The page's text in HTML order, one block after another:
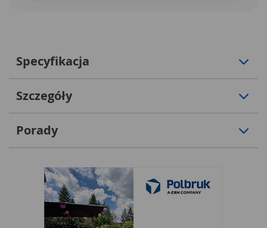
Specyfikacja
Szczegóły
Porady